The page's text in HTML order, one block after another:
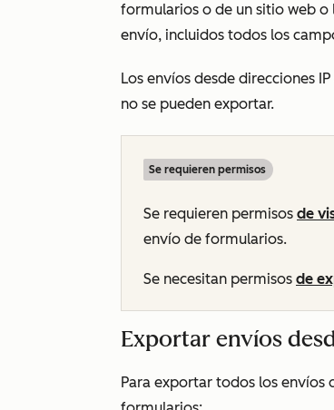
formularios o de un sitio web o
envío, incluidos todos los
Los envíos desde direcciones
no se pueden exportar.
Se requieren permisos
Se requieren permisos de
envío de formularios.
Se necesitan permisos de
Exportar envíos
Para exportar todos los envíos